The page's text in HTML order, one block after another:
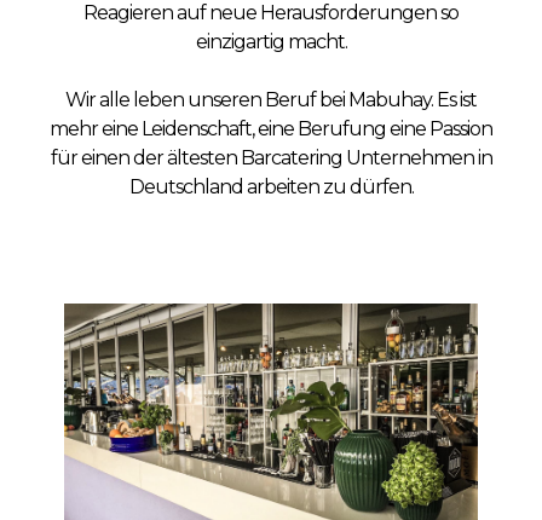
Reagieren auf neue Herausforderungen so
einzigartig macht.
Wir alle leben unseren Beruf bei Mabuhay. Es ist
mehr eine Leidenschaft, eine Berufung eine Passion
für einen der ältesten Barcatering Unternehmen in
Deutschland arbeiten zu dürfen.